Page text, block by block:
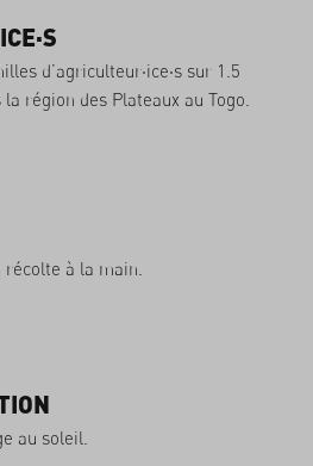
d’agriculteur·ice·s sur 1.5
région des Plateaux au Togo.
à la main.
au soleil.